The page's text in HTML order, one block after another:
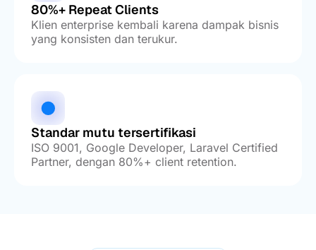
80%+ Repeat Clients
Klien enterprise kembali karena dampak bisnis
yang konsisten dan terukur.
Standar mutu tersertifikasi
ISO 9001, Google Developer, Laravel Certified
Partner, dengan 80%+ client retention.